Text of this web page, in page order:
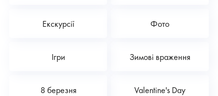
Екскурсії Фото
Ігри Зимові враження
8 березня Valentine's Day